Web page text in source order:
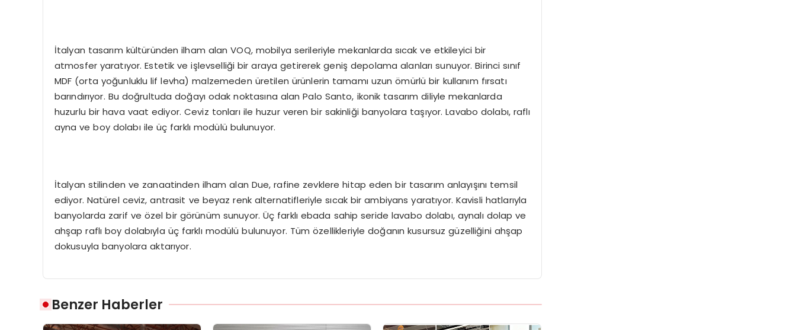
İtalyan tasarım kültüründen ilham alan VOQ, mobilya serileriyle mekanlarda sıcak ve etkileyici bir
atmosfer yaratıyor. Estetik ve işlevselliği bir araya getirerek geniş depolama alanları sunuyor. Birinci sınıf
MDF (orta yoğunluklu lif levha) malzemeden üretilen ürünlerin tamamı uzun ömürlü bir kullanım fırsatı
barındırıyor. Bu doğrultuda doğayı odak noktasına alan Palo Santo, ikonik tasarım diliyle mekanlarda
huzurlu bir hava vaat ediyor. Ceviz tonları ile huzur veren bir sakinliği banyolara taşıyor. Lavabo dolabı, raflı
ayna ve boy dolabı ile üç farklı modülü bulunuyor.
İtalyan stilinden ve zanaatinden ilham alan Due, rafine zevklere hitap eden bir tasarım anlayışını temsil
ediyor. Natürel ceviz, antrasit ve beyaz renk alternatifleriyle sıcak bir ambiyans yaratıyor. Kavisli hatlarıyla
banyolarda zarif ve özel bir görünüm sunuyor. Üç farklı ebada sahip seride lavabo dolabı, aynalı dolap ve
ahşap raflı boy dolabıyla üç farklı modülü bulunuyor. Tüm özellikleriyle doğanın kusursuz güzelliğini ahşap
dokusuyla banyolara aktarıyor.
Benzer Haberler